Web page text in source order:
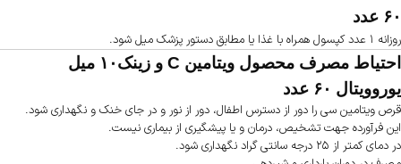
۶۰ عدد
روزانه ۱ عدد کپسول همراه با غذا یا مطابق دستور پزشک میل شود.
احتیاط مصرف محصول ویتامین C و زینک۱۰ میل
یوروویتال ۶۰ عدد
قرص ویتامین سی را دور از دسترس اطفال، دور از نور و در جای خنک و نگهداری شود.
این فرآورده جهت تشخیص، درمان و یا پیشگیری از بیماری نیست.
در دمای کمتر از ۲۵ درجه سانتی گراد نگهداری شود.